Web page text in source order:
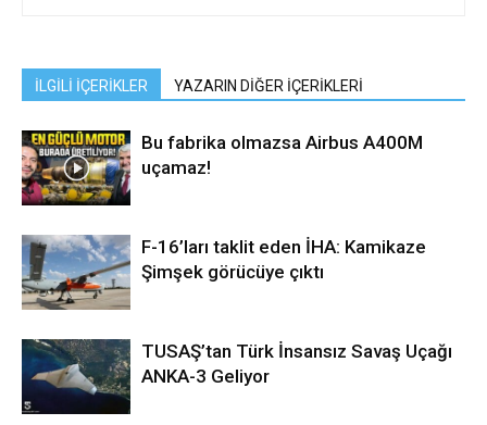
İLGİLİ İÇERİKLER YAZARIN DİĞER İÇERİKLERİ
Bu fabrika olmazsa Airbus A400M
uçamaz!
F-16’ları taklit eden İHA: Kamikaze
Şimşek görücüye çıktı
TUSAŞ’tan Türk İnsansız Savaş Uçağı
ANKA-3 Geliyor